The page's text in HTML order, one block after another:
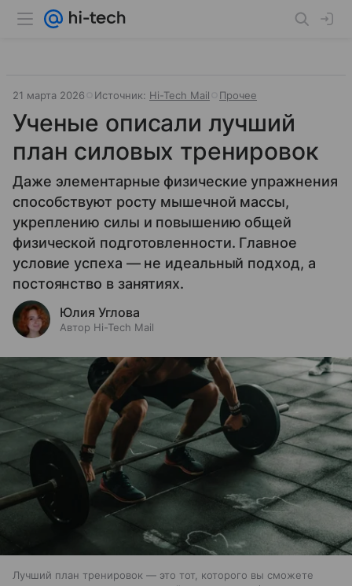
21 марта 2026 Источник: Hi-Tech Mail Прочее
Ученые описали лучший
план силовых тренировок
Даже элементарные физические упражнения
способствуют росту мышечной массы,
укреплению силы и повышению общей
физической подготовленности. Главное
условие успеха — не идеальный подход, а
постоянство в занятиях.
Юлия Углова
Автор Hi-Tech Mail
Лучший план тренировок — это тот, которого вы сможете